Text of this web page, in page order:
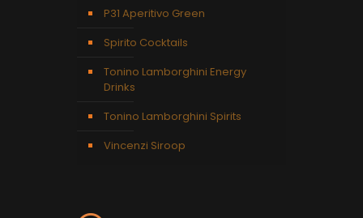
P31 Aperitivo Green
Spirito Cocktails
Tonino Lamborghini Energy
Drinks
Tonino Lamborghini Spirits
Vincenzi Siroop